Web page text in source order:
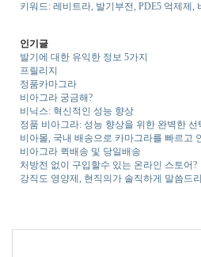
키워드: 레비트라, 발기부전, PDE5 억제제,
인기글
발기에 대한 유익한 정보 5가지
프릴리지
정품카마그라
비아그라 궁금해?
비닉스: 혁신적인 성능 향상
정품 비아그라: 성능 향상을 위한 완벽한 선
비아몰, 국내 배송으로 카마그라를 빠르고
비아그라 퀵배송 및 당일배송
처방전 없이 구입할수 있는 온라인 스토어?
강직도 영양제, 현직의가 솔직하게 말씀드